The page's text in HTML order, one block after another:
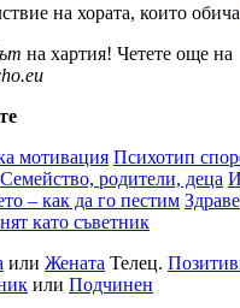
на хората, които
на хартия! Четете още на
мотивация Психотип
Семейство, родители, деца
– как да го пестим Здраве
като съветник
или Жената Телец.
или Подчинен